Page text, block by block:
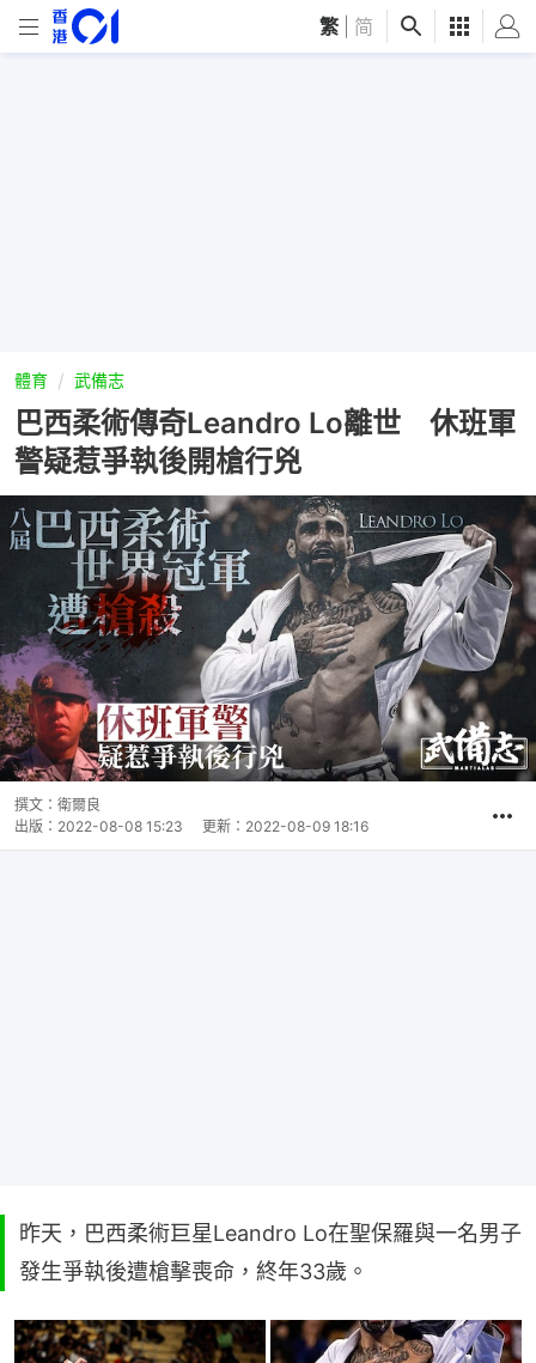
繁 简
體育 武備志
巴西柔術傳奇Leandro Lo離世 休班軍
警疑惹爭執後開槍行兇
撰文： 衛爾良
出版： 2022-08-08 15:23 更新： 2022-08-09 18:16
昨天，巴西柔術巨星Leandro Lo在聖保羅與一名男子
發生爭執後遭槍擊喪命，終年33歲。